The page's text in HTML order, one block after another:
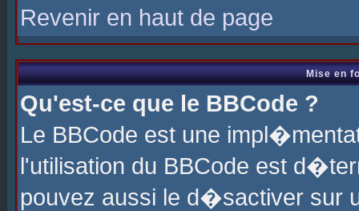
Revenir en haut de page
Mise en
Qu'est-ce que le BBCode ?
Le BBCode est une
l'utilisation du BBCode est
pouvez aussi le d�sactiver sur